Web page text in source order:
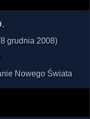
grudnia 2008)
Nowego Świata